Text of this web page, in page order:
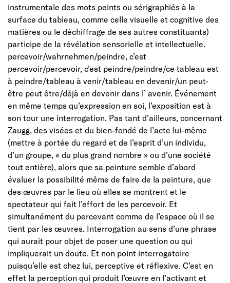
instrumentale des mots peints ou sérigraphiés à la
surface du tableau, comme celle visuelle et cognitive des
matières ou le déchiffrage de ses autres constituants)
participe de la révélation sensorielle et intellectuelle.
percevoir/wahrnehmen/peindre, c’est
percevoir/percevoir, c’est peindre/peindre/ce tableau est
à peindre/tableau à venir/tableau en devenir/un peut-
être peut être/déjà en devenir dans l’ avenir. Événement
en même temps qu’expression en soi, l’exposition est à
son tour une interrogation. Pas tant d’ailleurs, concernant
Zaugg, des visées et du bien-fondé de l’acte lui-même
(mettre à portée du regard et de l’esprit d’un individu,
d’un groupe, « du plus grand nombre » ou d’une société
tout entière), alors que sa peinture semble d’abord
évaluer la possibilité même de faire de la peinture, que
des œuvres par le lieu où elles se montrent et le
spectateur qui fait l’effort de les percevoir. Et
simultanément du percevant comme de l’espace où il se
tient par les œuvres. Interrogation au sens d’une phrase
qui aurait pour objet de poser une question ou qui
impliquerait un doute. Et non point interrogatoire
puisqu’elle est chez lui, perceptive et réflexive. C’est en
effet la perception qui produit l’œuvre en l’activant et